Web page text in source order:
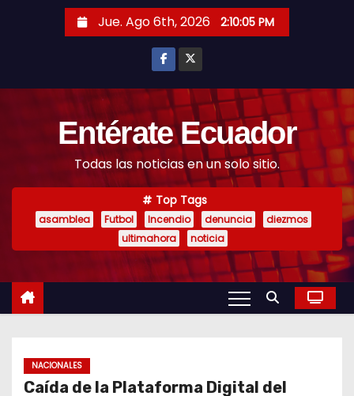
Jue. Ago 6th, 2026 2:10:06 PM
Entérate Ecuador
Todas las noticias en un solo sitio.
Top Tags
asamblea Futbol Incendio denuncia
diezmos
ultimahora
noticia
NACIONALES
Caída de la Plataforma Digital del